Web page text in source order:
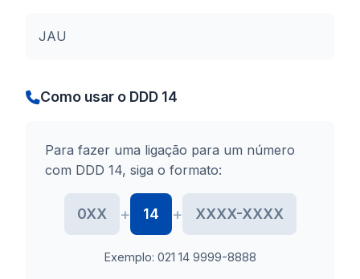
JAU
Como usar o DDD 14
Para fazer uma ligação para um número
com DDD 14, siga o formato:
0XX + 14 + XXXX-XXXX
Exemplo: 021 14 9999-8888